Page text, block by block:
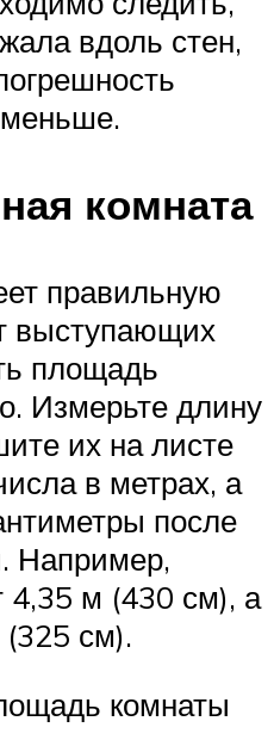
вдоль стен,
комната
правильную
выступающих
площадь
Измерьте длину
их на листе
в метрах, а
после
Например,
4,35 м (430 см), а
см).
комнаты